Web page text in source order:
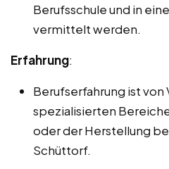
Berufsschule und in
vermittelt werden.
Erfahrung:
Berufserfahrung ist
spezialisierten
oder der Herstellung
Schüttorf.